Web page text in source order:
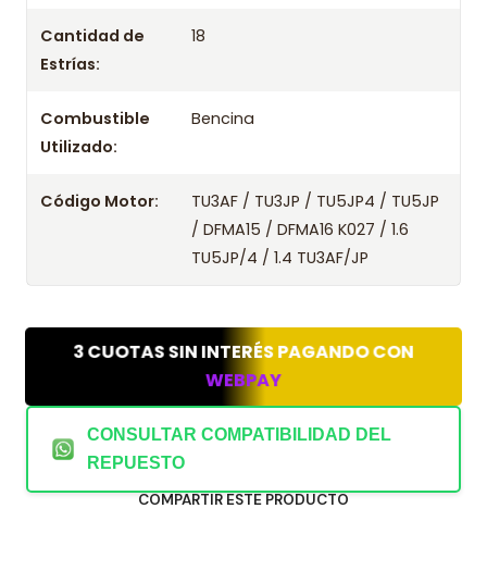
Cantidad de
Estrías:
18
Combustible
Utilizado:
Bencina
Código Motor:
TU3AF / TU3JP / TU5JP4 / TU5JP
/ DFMA15 / DFMA16 K027 / 1.6
TU5JP/4 / 1.4 TU3AF/JP
3 CUOTAS SIN INTERÉS PAGANDO CON
WEBPAY
CONSULTAR COMPATIBILIDAD DEL
REPUESTO
COMPARTIR ESTE PRODUCTO